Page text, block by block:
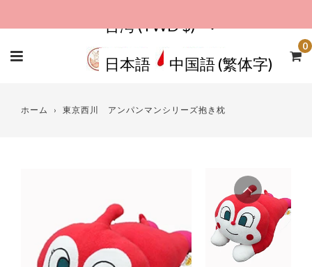
ン
ン
0
ホーム › 東京西川 アンパンマンシリーズ抱き枕
台湾 (TWD $)
日本語 中国語 (繁体字)